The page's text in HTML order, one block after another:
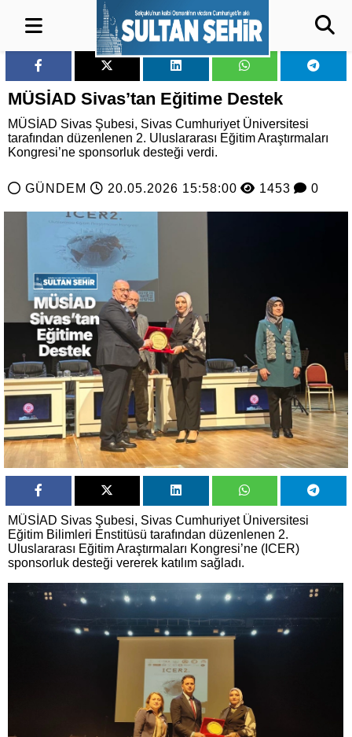
MÜSİAD Sivas’tan Eğitime Destek
MÜSİAD Sivas Şubesi, Sivas Cumhuriyet Üniversitesi
tarafından düzenlenen 2. Uluslararası Eğitim Araştırmaları
Kongresi’ne sponsorluk desteği verdi.
GÜNDEM 20.05.2026 15:58:00 1453 0
MÜSİAD Sivas Şubesi, Sivas Cumhuriyet Üniversitesi
Eğitim Bilimleri Enstitüsü tarafından düzenlenen 2.
Uluslararası Eğitim Araştırmaları Kongresi’ne (ICER)
sponsorluk desteği vererek katılım sağladı.